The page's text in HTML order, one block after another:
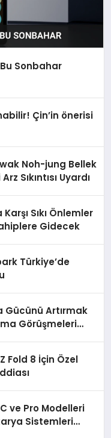
Sonbahar
Çin’in önerisi
Noh-jung Bellek
Sıkıntısı Uyardı
Karşı Sıkı Önlemler
Gidecek
Türkiye’de
Gücünü Artırmak
Görüşmeleri
Fold 8 İçin Özel
ve Pro Modelleri
Sistemleri